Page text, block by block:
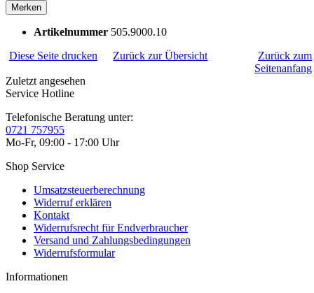
Merken
Artikelnummer 505.9000.10
Diese Seite drucken
Zurück zur Übersicht
Zurück zum
Seitenanfang
Zuletzt angesehen
Service Hotline
Telefonische Beratung unter:
0721 757955
Mo-Fr, 09:00 - 17:00 Uhr
Shop Service
Umsatzsteuerberechnung
Widerruf erklären
Kontakt
Widerrufsrecht für Endverbraucher
Versand und Zahlungsbedingungen
Widerrufsformular
Informationen